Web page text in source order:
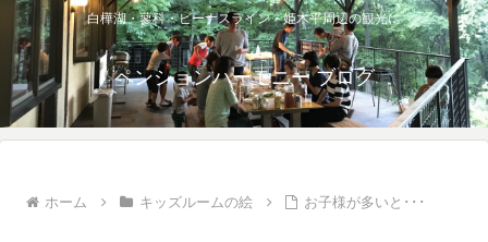
白樺湖・蓼科・ビーナスライン・姫木平周辺の観光に
ペンションハーモニー ブログ
ホーム キッズルームの絵 お子様が多いと･･･